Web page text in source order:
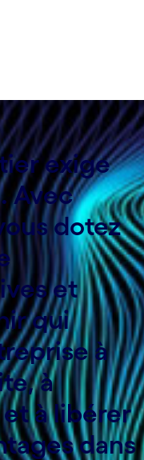
exige
Avec
dotez
et
qui
à
à
à libérer
dans